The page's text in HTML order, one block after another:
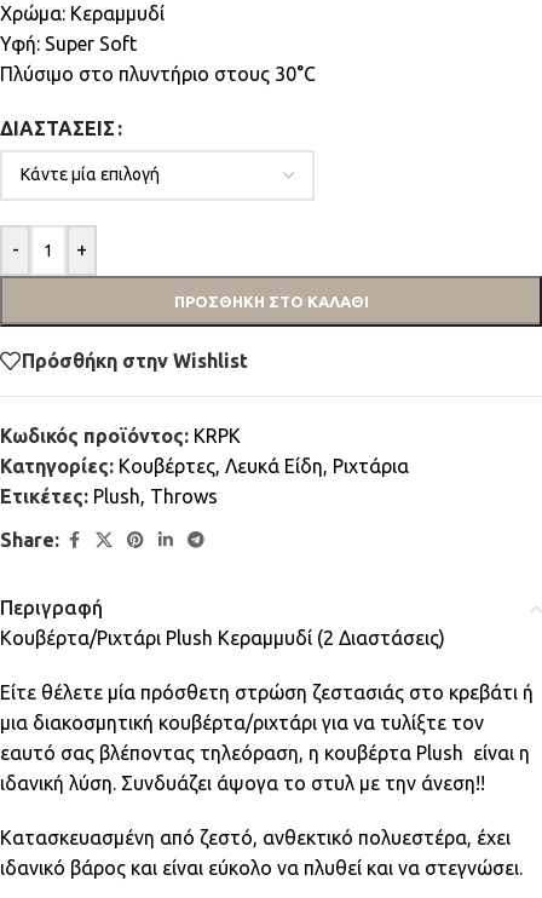
Χρώμα: Κεραμμυδί
Υφή: Super Soft
Πλύσιμο στο πλυντήριο στους 30°C
ΔΙΑΣΤΆΣΕΙΣ
- +
ΠΡΟΣΘΉΚΗ ΣΤΟ ΚΑΛΆΘΙ
Πρόσθήκη στην Wishlist
Κωδικός προϊόντος: KRPK
Κατηγορίες: Κουβέρτες, Λευκά Είδη, Ριχτάρια
Ετικέτες: Plush, Throws
Share:
Περιγραφή
Κουβέρτα/Ριχτάρι Plush Κεραμμυδί (2 Διαστάσεις)
Είτε θέλετε μία πρόσθετη στρώση ζεστασιάς στο κρεβάτι ή
μια διακοσμητική κουβέρτα/ριχτάρι για να τυλίξτε τον
εαυτό σας βλέποντας τηλεόραση, η κουβέρτα Plush είναι η
ιδανική λύση. Συνδυάζει άψογα το στυλ με την άνεση!!
Κατασκευασμένη από ζεστό, ανθεκτικό πολυεστέρα, έχει
ιδανικό βάρος και είναι εύκολο να πλυθεί και να στεγνώσει.